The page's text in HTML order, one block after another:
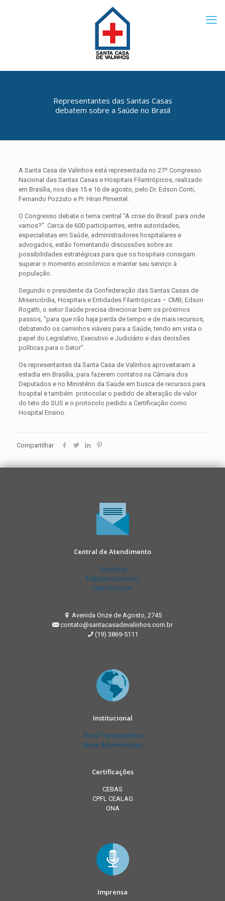
Representantes das Santas Casas
debatem sobre a Saúde no Brasil
A Santa Casa de Valinhos está representada no 27º Congresso
Nacional das Santas Casas e Hospitais Filantrópicos, realizado
em Brasília, nos dias 15 e 16 de agosto, pelo Dr. Edson Conti,
Fernando Pozzuto e Pr. Hiran Pimentel.
O Congresso debate o tema central “A crise do Brasil: para onde
vamos?”. Cerca de 600 participantes, entre autoridades,
especialistas em Saúde, administradores hospitalares e
advogados, estão fomentando discussões sobre as
possibilidades estratégicas para que os hospitais consigam
superar o momento econômico e manter seu serviço à
população.
Segundo o presidente da Confederação das Santas Casas de
Misericórdia, Hospitais e Entidades Filantrópicas – CMB, Edson
Rogatti, o setor Saúde precisa direcionar bem os próximos
passos, “para que não haja perda de tempo e de mais recursos,
debatendo os caminhos viáveis para a Saúde, tendo em vista o
papel do Legislativo, Executivo e Judiciário e das decisões
políticas para o Setor”.
Os representantes da Santa Casa de Valinhos aproveitaram a
estadia em Brasília, para fazerem contatos na Câmara dos
Deputados e no Ministério da Saúde em busca de recursos para
hospital e também protocolar o pedido de alteração de valor
do teto do SUS e o protocolo pedido a Certificação como
Hospital Ensino.
Compartilhar
Central de Atendimento
Ouvidoria
Trabalhe Conosco
Fale Conosco
Avenida Onze de Agosto, 2745
contato@santacasadevalinhos.com.br
(19) 3869-5111
Institucional
Portal Transparência
Mesa Administrativa
Certificações
CEBAS
CPFL CEALAG
ONA
Imprensa